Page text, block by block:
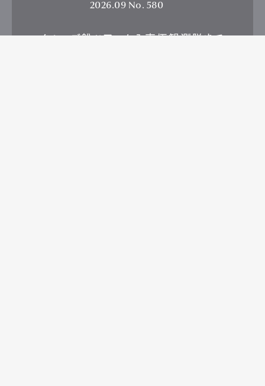
2026.09 No. 580
クルーズ船ツアーから南極観測隊まで